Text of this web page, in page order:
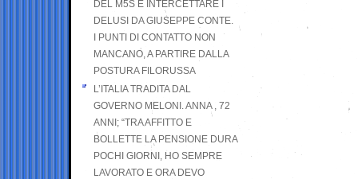
DEL M5S E INTERCETTARE I
DELUSI DA GIUSEPPE CONTE.
I PUNTI DI CONTATTO NON
MANCANO, A PARTIRE DALLA
POSTURA FILORUSSA
L’ITALIA TRADITA DAL
GOVERNO MELONI. ANNA , 72
ANNI; “TRA AFFITTO E
BOLLETTE LA PENSIONE DURA
POCHI GIORNI, HO SEMPRE
LAVORATO E ORA DEVO